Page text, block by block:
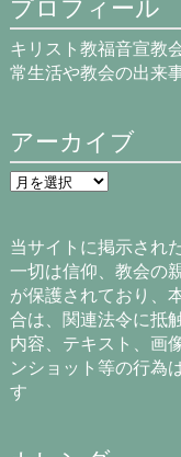
プロフィール
キリスト教福音宣教
常生活や教会の出来
アーカイブ
ア
ー
ブ
当サイトに掲示され
一切は信仰、教会の
が保護されており、
合は、関連法令に抵
内容、テキスト、画
ンショット等の行為
す